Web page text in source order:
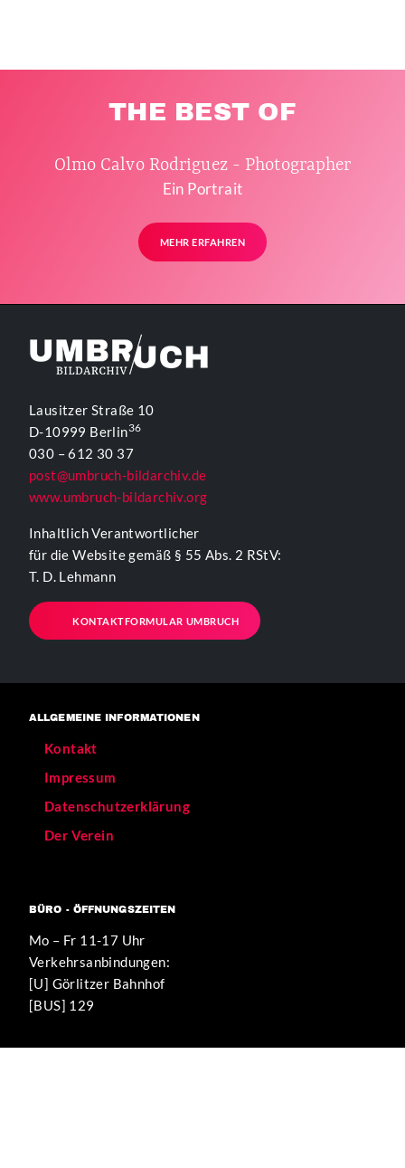
THE BEST OF
Olmo Calvo Rodriguez - Photographer
Ein Portrait
MEHR ERFAHREN
Lausitzer Straße 10
D-10999 Berlin36
030 – 612 30 37
post@umbruch-bildarchiv.de
www.umbruch-bildarchiv.org
Inhaltlich Verantwortlicher
für die Website gemäß § 55 Abs. 2 RStV:
T. D. Lehmann
KONTAKTFORMULAR UMBRUCH
ALLGEMEINE INFORMATIONEN
Kontakt
Impressum
Datenschutzerklärung
Der Verein
BÜRO - ÖFFNUNGSZEITEN
Mo – Fr 11-17 Uhr
Verkehrsanbindungen:
[U] Görlitzer Bahnhof
[BUS] 129